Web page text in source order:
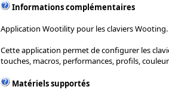
Informations complémentaires
Application Wootility pour les claviers Wooting.
Cette application permet de configurer les
touches, macros, performances, profils,
Matériels supportés